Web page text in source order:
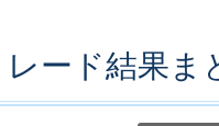
ード結果ま